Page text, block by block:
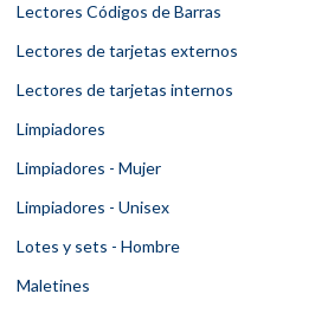
Lectores Códigos de Barras
Lectores de tarjetas externos
Lectores de tarjetas internos
Limpiadores
Limpiadores - Mujer
Limpiadores - Unisex
Lotes y sets - Hombre
Maletines